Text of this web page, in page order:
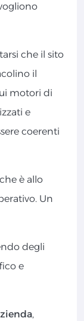
che il sito
il
motori di
e
coerenti
è allo
Un
degli
e
,